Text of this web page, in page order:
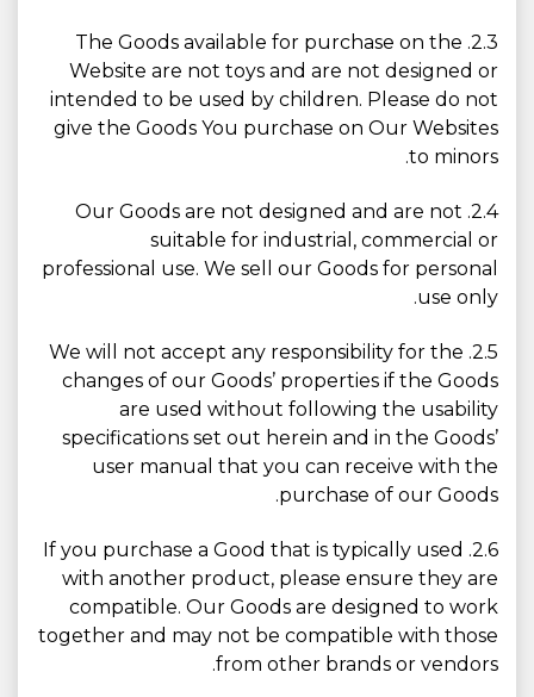
2.3. The Goods available for purchase on the
Website are not toys and are not designed or
intended to be used by children. Please do not
give the Goods You purchase on Our Websites
to minors.
2.4. Our Goods are not designed and are not
suitable for industrial, commercial or
professional use. We sell our Goods for personal
use only.
2.5. We will not accept any responsibility for the
changes of our Goods’ properties if the Goods
are used without following the usability
specifications set out herein and in the Goods’
user manual that you can receive with the
purchase of our Goods.
2.6. If you purchase a Good that is typically used
with another product, please ensure they are
compatible. Our Goods are designed to work
together and may not be compatible with those
from other brands or vendors.